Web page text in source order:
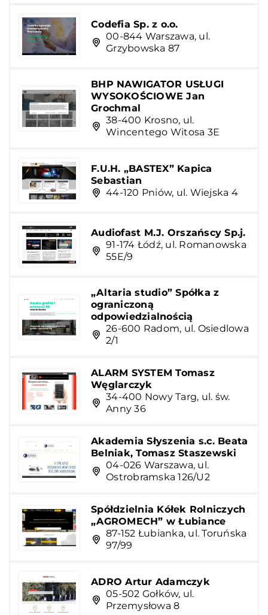
Codefia Sp. z o.o.
00-844 Warszawa, ul.
Grzybowska 87
BHP NAWIGATOR USŁUGI
WYSOKOŚCIOWE Jan
Grochmal
38-400 Krosno, ul.
Wincentego Witosa 3E
F.U.H. „BASTEX” Kapica
Sebastian
44-120 Pniów, ul. Wiejska 4
Audiofast M.J. Orszańscy Sp.j.
91-174 Łódź, ul. Romanowska
55E/9
„Altaria studio” Spółka z
ograniczoną
odpowiedzialnością
26-600 Radom, ul. Osiedlowa
2/1
ALARM SYSTEM Tomasz
Węglarczyk
34-400 Nowy Targ, ul. św.
Anny 36
Akademia Słyszenia s.c. Beata
Belniak, Tomasz Staszewski
04-026 Warszawa, ul.
Ostrobramska 126/U2
Spółdzielnia Kółek Rolniczych
„AGROMECH” w Łubiance
87-152 Łubianka, ul. Toruńska
97/99
ADRO Artur Adamczyk
05-502 Gołków, ul.
Przemysłowa 8